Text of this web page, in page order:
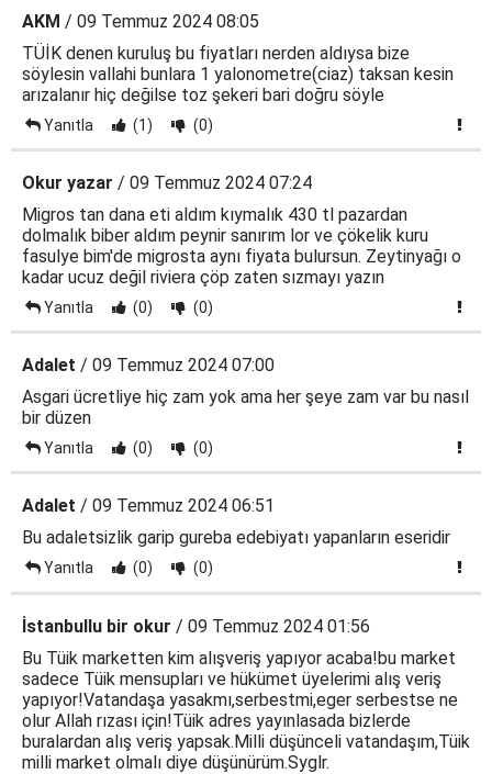
AKM / 09 Temmuz 2024 08:05
TÜİK denen kuruluş bu fiyatları nerden aldıysa bize
söylesin vallahi bunlara 1 yalonometre(ciaz) taksan kesin
arızalanır hiç değilse toz şekeri bari doğru söyle
Yanıtla (1) (0)
Okur yazar / 09 Temmuz 2024 07:24
Migros tan dana eti aldım kıymalık 430 tl pazardan
dolmalık biber aldım peynir sanırım lor ve çökelik kuru
fasulye bim'de migrosta aynı fiyata bulursun. Zeytinyağı o
kadar ucuz değil riviera çöp zaten sızmayı yazın
Yanıtla (0) (0)
Adalet / 09 Temmuz 2024 07:00
Asgari ücretliye hiç zam yok ama her şeye zam var bu nasıl
bir düzen
Yanıtla (0) (0)
Adalet / 09 Temmuz 2024 06:51
Bu adaletsizlik garip gureba edebiyatı yapanların eseridir
Yanıtla (0) (0)
İstanbullu bir okur / 09 Temmuz 2024 01:56
Bu Tüik marketten kim alışveriş yapıyor acaba!bu market
sadece Tüik mensupları ve hükümet üyelerimi alış veriş
yapıyor!Vatandaşa yasakmı,serbestmi,eger serbestse ne
olur Allah rızası için!Tüik adres yayınlasada bizlerde
buralardan alış veriş yapsak.Milli düşünceli vatandaşım,Tüik
milli market olmalı diye düşünürüm.Syglr.